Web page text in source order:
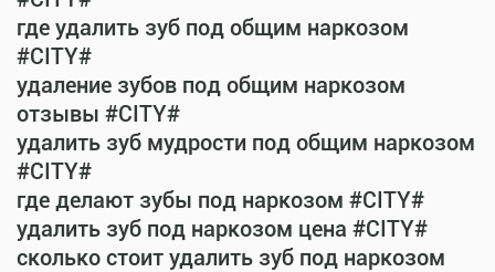
где удалить зуб под общим наркозом
#CITY#
удаление зубов под общим наркозом
отзывы #CITY#
удалить зуб мудрости под общим наркозом
#CITY#
где делают зубы под наркозом #CITY#
удалить зуб под наркозом цена #CITY#
сколько стоит удалить зуб под наркозом